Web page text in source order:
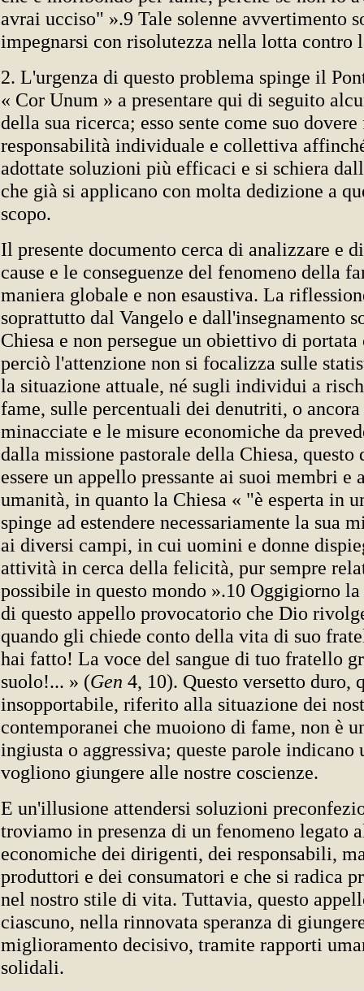
avrai ucciso" ».9 Tale solenne avvertimento
impegnarsi con risolutezza nella lotta contro
2. L'urgenza di questo problema spinge il
« Cor Unum » a presentare qui di seguito
della sua ricerca; esso sente come suo
responsabilità individuale e collettiva
adottate soluzioni più efficaci e si schiera
che già si applicano con molta dedizione a
scopo.
Il presente documento cerca di analizzare e
cause e le conseguenze del fenomeno della
maniera globale e non esaustiva. La
soprattutto dal Vangelo e dall'insegnamento
Chiesa e non persegue un obiettivo di
perciò l'attenzione non si focalizza sulle
la situazione attuale, né sugli individui a
fame, sulle percentuali dei denutriti, o
minacciate e le misure economiche da
dalla missione pastorale della Chiesa, questo
essere un appello pressante ai suoi membri e
umanità, in quanto la Chiesa « "è esperta in
spinge ad estendere necessariamente la sua
ai diversi campi, in cui uomini e donne
attività in cerca della felicità, pur sempre
possibile in questo mondo ».10 Oggigiorno
di questo appello provocatorio che Dio
quando gli chiede conto della vita di suo
hai fatto! La voce del sangue di tuo fratello
suolo!... » (Gen 4, 10). Questo versetto duro,
insopportabile, riferito alla situazione dei
contemporanei che muoiono di fame, non è
ingiusta o aggressiva; queste parole indicano
vogliono giungere alle nostre coscienze.
E un'illusione attendersi soluzioni
troviamo in presenza di un fenomeno legato
economiche dei dirigenti, dei responsabili,
produttori e dei consumatori e che si radica
nel nostro stile di vita. Tuttavia, questo
ciascuno, nella rinnovata speranza di
miglioramento decisivo, tramite rapporti
solidali.